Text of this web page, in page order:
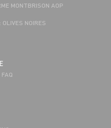
MONTBRISON AOP
NOIRES